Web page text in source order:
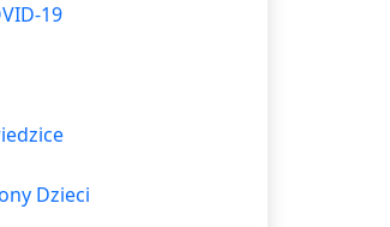
19
Dzieci